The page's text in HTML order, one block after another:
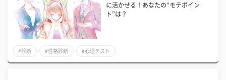
に活かせる！あなたの“モテポイン
ト”は？
#診断 #性格診断 #心理テスト